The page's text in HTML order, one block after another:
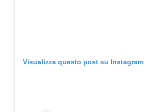
Visualizza questo post su Instagram